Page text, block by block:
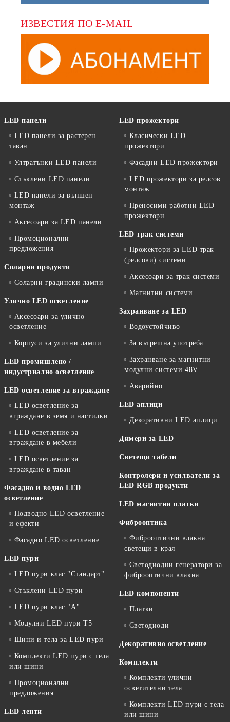
ИЗВЕСТИЯ ПО E-MAIL
LED панели
LED панели за растерен
таван
Ултратънки LED панели
Стъклени LED панели
LED панели за външен
монтаж
Аксесоари за LED панели
Промоционални
предложения
Соларни продукти
Соларни градински лампи
Улично LED осветление
Аксесоари за улично
осветление
Корпуси за улични лампи
LED промишлено /
индустриално осветление
LED осветление за вграждане
LED осветление за
вграждане в земя и настилки
LED осветление за
вграждане в мебели
LED осветление за
вграждане в таван
Фасадно и водно LED
осветление
Подводно LED осветление
и ефекти
Фасадно LED осветление
LED пури
LED пури клас "Стандарт"
Стъклени LED пури
LED пури клас "А"
Модулни LED пури T5
Шини и тела за LED пури
Комплекти LED пури с тела
или шини
Промоционални
предложения
LED ленти
LED прожектори
Класически LED
прожектори
Фасадни LED прожектори
LED прожектори за релсов
монтаж
Преносими работни LED
прожектори
LED трак системи
Прожектори за LED трак
(релсови) системи
Аксесоари за трак системи
Магнитни системи
Захранване за LED
Водоустойчиво
За вътрешна употреба
Захранване за магнитни
модулни системи 48V
Аварийно
LED аплици
Декоративни LED аплици
Димери за LED
Светещи табели
Контролери и усилватели за
LED RGB продукти
LED магнитни платки
Фиброоптика
Фиброоптични влакна
светещи в края
Светодиодни генератори за
фиброоптични влакна
LED компоненти
Платки
Светодиоди
Декоративно осветление
Комплекти
Комплекти улични
осветителни тела
Комплекти LED пури с тела
или шини